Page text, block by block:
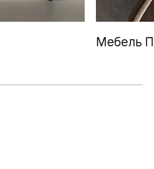
Мебель